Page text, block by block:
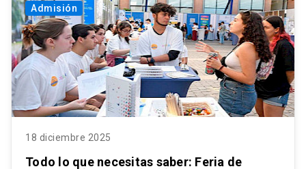
Admisión
18 diciembre 2025
Todo lo que necesitas saber: Feria de